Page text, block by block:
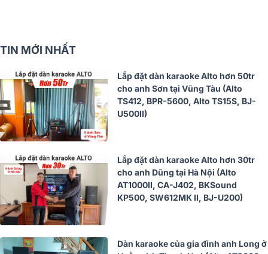
TIN MỚI NHẤT
Lắp đặt dàn karaoke Alto hơn 50tr
cho anh Sơn tại Vũng Tàu (Alto
TS412, BPR-5600, Alto TS15S, BJ-
U500II)
Lắp đặt dàn karaoke Alto hơn 30tr
cho anh Dũng tại Hà Nội (Alto
AT1000II, CA-J402, BKSound
KP500, SW612MK II, BJ-U200)
Dàn karaoke của gia đình anh Long ở